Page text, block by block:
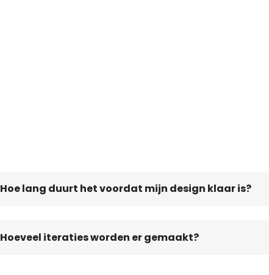
Hoe lang duurt het voordat mijn design klaar is?
Hoeveel iteraties worden er gemaakt?